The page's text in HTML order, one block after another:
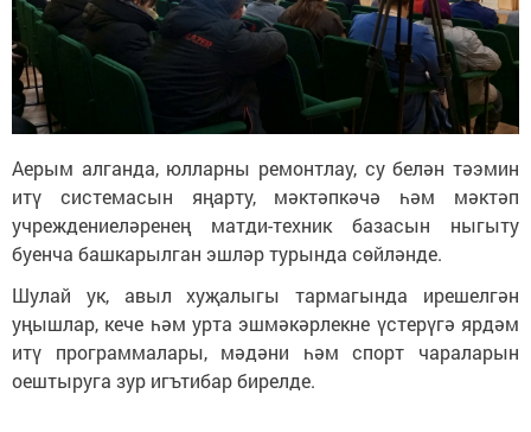
Аерым алганда, юлларны ремонтлау, су белән тәэмин
итү системасын яңарту, мәктәпкәчә һәм мәктәп
учреждениеләренең матди-техник базасын ныгыту
буенча башкарылган эшләр турында сөйләнде.
Шулай ук, авыл хуҗалыгы тармагында ирешелгән
уңышлар, кече һәм урта эшмәкәрлекне үстерүгә ярдәм
итү программалары, мәдәни һәм спорт чараларын
оештыруга зур игътибар бирелде.